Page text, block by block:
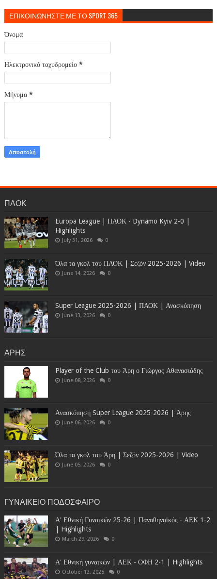
ΕΠΙΚΟΙΝΩΝΗΣΤΕ ΜΕ ΤΟ SPORT 365
Όνομα
Ηλεκτρονικό ταχυδρομείο *
Μήνυμα *
ΠΑΟΚ
Europa League | ΠΑΟΚ - Dynamo Kyiv 2-0 |
Highlights
July 31, 2026 0
Όλα τα γκολ του ΠΑΟΚ | Σεζόν 2025-2026 | Video
June 14, 2026 0
Super League 2025-2026 | ΠΑΟΚ | Ανασκόπηση
June 13, 2026 0
ΑΡΗΣ
Player of the Club του Άρη ο Γιώργος Αθανασιάδης
June 08, 2026 0
Ανασκόπηση Super League 2025-2026 | Άρης
June 06, 2026 0
Όλα τα γκολ του Άρη | Σεζόν 2025-2026 | Video
June 05, 2026 0
ΓΥΝΑΙΚΕΙΟ ΠΟΔΟΣΦΑΙΡΟ
Α' Εθνική Γυναικών 25-26 | Παναθηναϊκός - ΑΕΚ 1-2
| Highlights
March 29, 2026 0
Α' Εθνική γυναικών | ΑΕΚ - ΟΦΗ 2-1 | Highlights
October 12, 2025 0